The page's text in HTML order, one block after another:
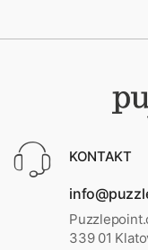
KONTAKT
339 01